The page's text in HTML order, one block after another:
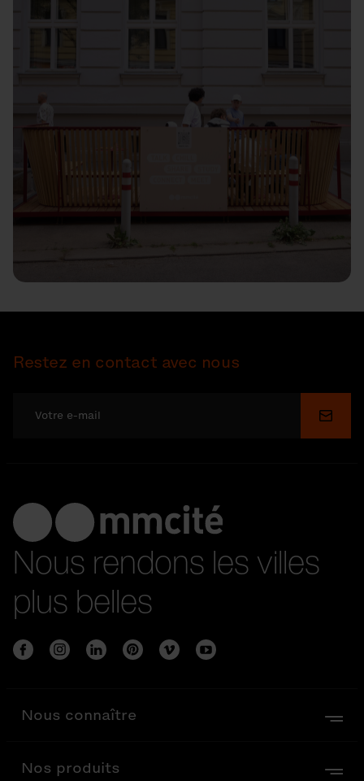
Restez en contact avec nous
Nous rendons les villes
plus belles
Nous connaître
Nos produits